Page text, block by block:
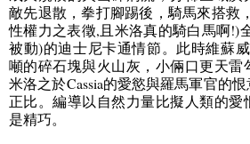
敵先退散，拳打腳踢後，騎馬來搭救
性權力之表徵,且米洛真的騎白馬啊!)
被動)的迪士尼卡通情節。 此時維蘇
噸的碎石塊與火山灰 ，小倆口更天雷
米洛之於Cassia的愛慾與羅馬軍官的恨
正比。編導以自然力量比擬人類的愛
是精巧。